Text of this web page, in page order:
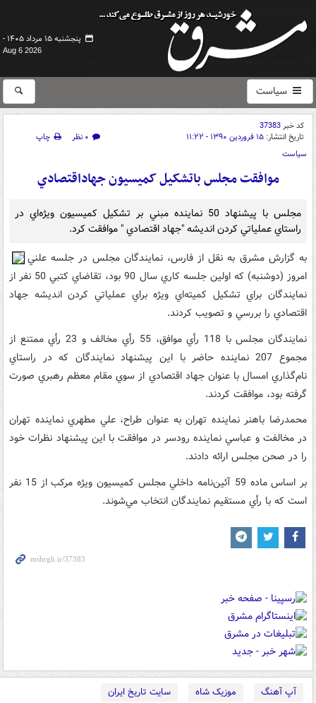
پنجشنبه ۱۵ مرداد ۱۴۰۵ -
Aug 6 2026
سیاست
کد خبر37383
تاریخ انتشار: ۱۵ فروردین ۱۳۹۰ - ۱۱:۲۲ ۰ نظر
چاپ
سیاست
موافقت مجلس باتشکيل کميسيون جهاداقتصادي
‌مجلس با پيشنهاد 50 نماينده مبني بر تشکيل کميسيون ويژه‌اي در
راستاي عملياتي کردن انديشه "جهاد اقتصادي " موافقت کرد‌.
به گزارش مشرق به نقل از فارس، نمايندگان مجلس در جلسه علني
امروز (دوشنبه) که اولين جلسه کاري سال 90 بود، ‌تقاضاي کتبي 50 نفر از
نمايندگان براي تشکيل کميته‌اي ويژه براي عملياتي کردن انديشه جهاد
اقتصادي را بررسي و تصويب کردند.
نمايندگان مجلس با 118 رأي موافق، 55 رأي مخالف و 23 رأي ممتنع از
مجموع 207 نماينده حاضر با اين پيشنهاد نمايندگان که در راستاي
نام‌گذاري امسال با عنوان جهاد اقتصادي از سوي مقام معظم رهبري صورت
گرفته بود، موافقت کردند.
محمدرضا باهنر نماينده تهران به عنوان طراح، علي مطهري نماينده تهران
در مخالفت و عباسي نماينده رودسر در موافقت با اين پيشنهاد نظرات خود
را در صحن مجلس ارائه دادند.
بر اساس ماده 59 آئين‌نامه داخلي مجلس کميسيون ويژه مرکب از 15 نفر
است که با رأي مستقيم نمايندگان انتخاب مي‌شوند.
آپ آهنگ موزیک شاه
سایت تاریخ ایران